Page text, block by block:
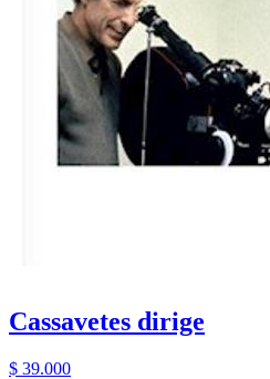
Cassavetes dirige
$ 39.000